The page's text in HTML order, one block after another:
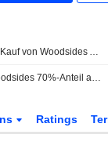
BP einigt sich auf Kauf von Woodsides Anteil am Gasprojekt Calypso
BP übernimmt Woodsides 70%-Anteil an Trinidad-Gasprojekt
Ratings